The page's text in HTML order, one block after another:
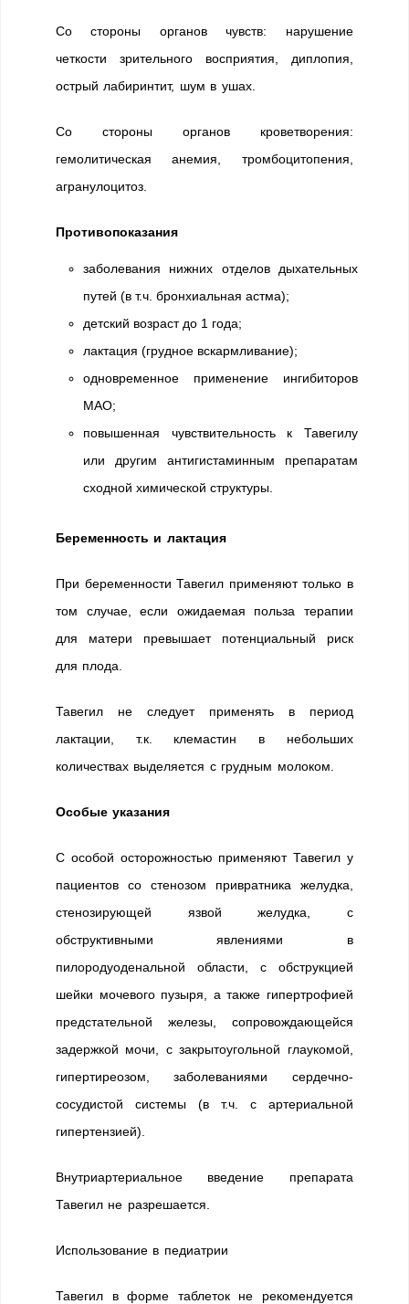
Со стороны органов чувств: нарушение
четкости зрительного восприятия, диплопия,
острый лабиринтит, шум в ушах.
Со стороны органов кроветворения:
гемолитическая анемия, тромбоцитопения,
агранулоцитоз.
Противопоказания
заболевания нижних отделов дыхательных
путей (в т.ч. бронхиальная астма);
детский возраст до 1 года;
лактация (грудное вскармливание);
одновременное применение ингибиторов
МАО;
повышенная чувствительность к Тавегилу
или другим антигистаминным препаратам
сходной химической структуры.
Беременность и лактация
При беременности Тавегил применяют только в
том случае, если ожидаемая польза терапии
для матери превышает потенциальный риск
для плода.
Тавегил не следует применять в период
лактации, т.к. клемастин в небольших
количествах выделяется с грудным молоком.
Особые указания
С особой осторожностью применяют Тавегил у
пациентов со стенозом привратника желудка,
стенозирующей язвой желудка, с
обструктивными явлениями в
пилородуоденальной области, с обструкцией
шейки мочевого пузыря, а также гипертрофией
предстательной железы, сопровождающейся
задержкой мочи, с закрытоугольной глаукомой,
гипертиреозом, заболеваниями сердечно-
сосудистой системы (в т.ч. с артериальной
гипертензией).
Внутриартериальное введение препарата
Тавегил не разрешается.
Использование в педиатрии
Тавегил в форме таблеток не рекомендуется